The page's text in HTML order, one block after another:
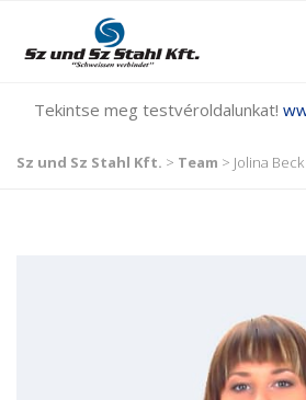
Tekintse meg testvéroldalunkat!
Sz und Sz Stahl Kft. > Team > Jolina Beck